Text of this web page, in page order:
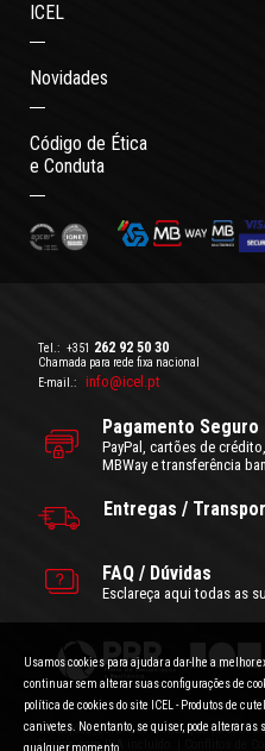
ICEL
Novidades
Código de Ética
e Conduta
Tel.: +351 262 92 50 30
Chamada para rede fixa nacional
E-mail.:
info@icel.pt
Pagamento Seguro
PayPal, cartões de
MBWay e transferência
Entregas /
FAQ / Dúvidas
Esclareça aqui todas as
Condições Gerais de Utilização |Politica
Preços com IVA incluído.
Usamos cookies para ajudar a dar-lhe a melhor
continuar sem alterar suas configurações de
política de cookies do site ICEL - Produtos de
canivetes. No entanto, se quiser, pode alterar as
qualquer momento.